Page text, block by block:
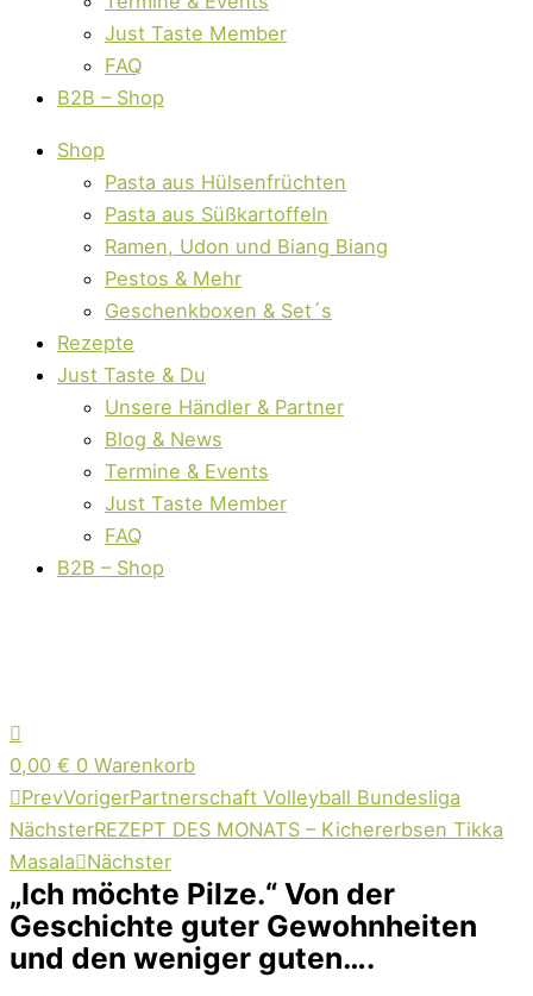
Just Taste Member
FAQ
B2B – Shop
Shop
Pasta aus Hülsenfrüchten
Pasta aus Süßkartoffeln
Ramen, Udon und Biang Biang
Pestos & Mehr
Geschenkboxen & Set´s
Rezepte
Just Taste & Du
Unsere Händler & Partner
Blog & News
Termine & Events
Just Taste Member
FAQ
B2B – Shop
0,00 € 0 Warenkorb
PrevVorigerPartnerschaft Volleyball Bundesliga
NächsterREZEPT DES MONATS – Kichererbsen Tikka
Masala Nächster
„Ich möchte Pilze.“ Von der
Geschichte guter Gewohnheiten
und den weniger guten….